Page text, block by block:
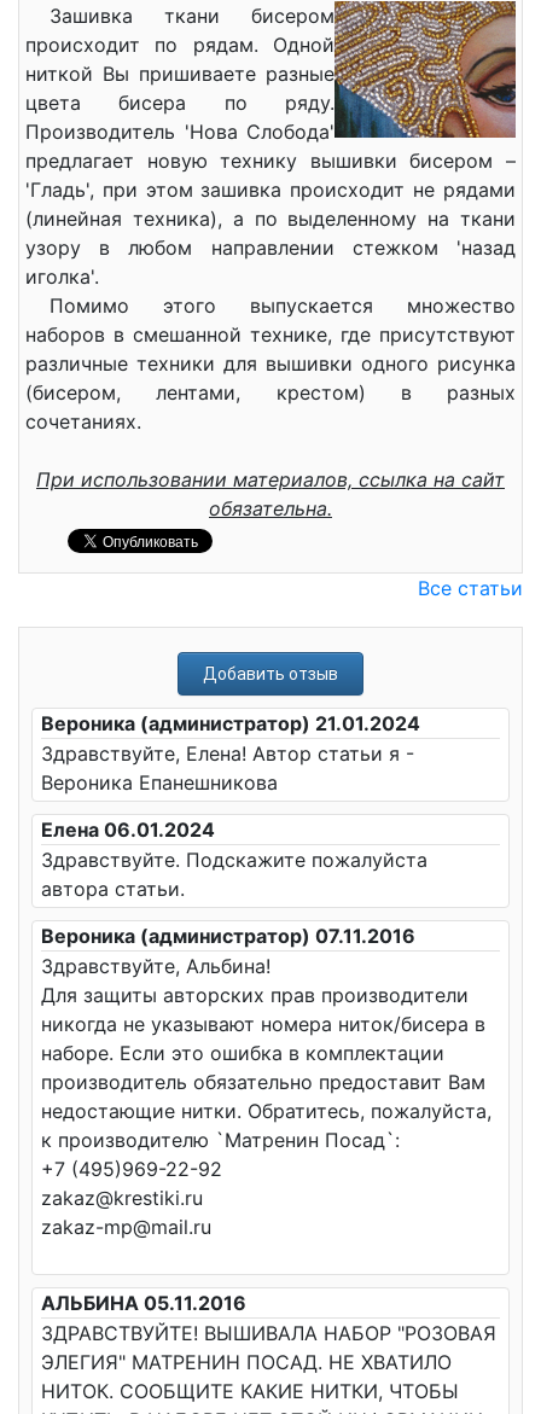
Зашивка ткани бисером
происходит по рядам. Одной
ниткой Вы пришиваете разные
цвета бисера по ряду.
Производитель 'Нова Слобода'
предлагает новую технику вышивки бисером –
'Гладь', при этом зашивка происходит не рядами
(линейная техника), а по выделенному на ткани
узору в любом направлении стежком 'назад
иголка'.
Помимо этого выпускается множество
наборов в смешанной технике, где присутствуют
различные техники для вышивки одного рисунка
(бисером, лентами, крестом) в разных
сочетаниях.
При использовании материалов, ссылка на сайт
обязательна.
Все статьи
Добавить отзыв
Вероника (администратор) 21.01.2024
Здравствуйте, Елена! Автор статьи я -
Вероника Епанешникова
Елена 06.01.2024
Здравствуйте. Подскажите пожалуйста
автора статьи.
Вероника (администратор) 07.11.2016
Здравствуйте, Альбина!
Для защиты авторских прав производители
никогда не указывают номера ниток/бисера в
наборе. Если это ошибка в комплектации
производитель обязательно предоставит Вам
недостающие нитки. Обратитесь, пожалуйста,
к производителю `Матренин Посад`:
+7 (495)969-22-92
zakaz@krestiki.ru
zakaz-mp@mail.ru
АЛЬБИНА 05.11.2016
ЗДРАВСТВУЙТЕ! ВЫШИВАЛА НАБОР "РОЗОВАЯ
ЭЛЕГИЯ" МАТРЕНИН ПОСАД. НЕ ХВАТИЛО
НИТОК. СООБЩИТЕ КАКИЕ НИТКИ, ЧТОБЫ